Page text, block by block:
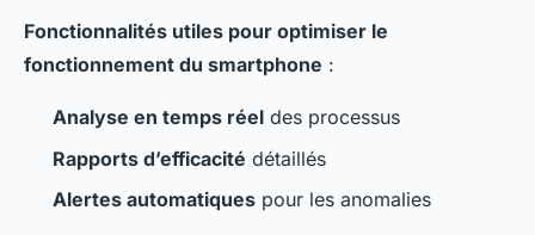
Fonctionnalités utiles pour optimiser le
fonctionnement du smartphone :
Analyse en temps réel des processus
Rapports d’efficacité détaillés
Alertes automatiques pour les anomalies